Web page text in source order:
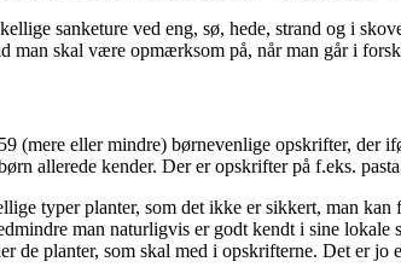
sanketure ved eng, sø, hede, strand og i
man skal være opmærksom på, når man går i
(mere eller mindre) børnevenlige opskrifter, der
allerede kender. Der er opskrifter på f.eks.
typer planter, som det ikke er sikkert, man
man naturligvis er godt kendt i sine
de planter, som skal med i opskrifterne. Det er